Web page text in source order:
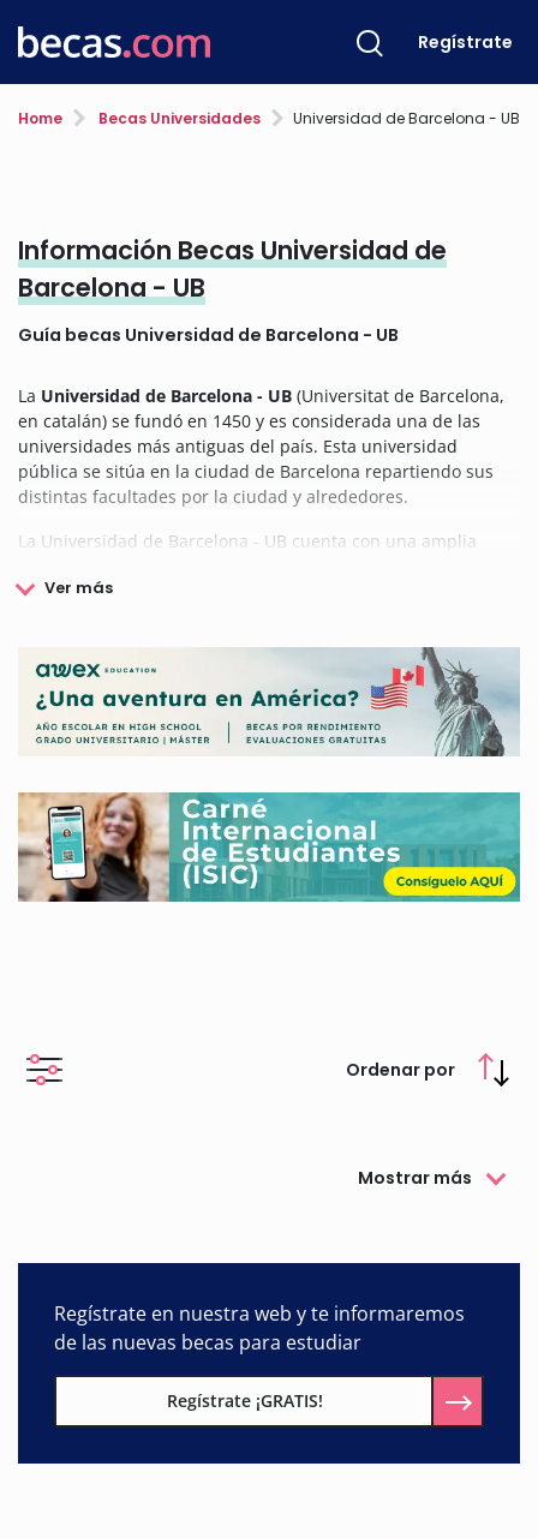
Regístrate
Home Becas Universidades Universidad de Barcelona - UB
Información Becas Universidad de
Barcelona - UB
Guía becas Universidad de Barcelona - UB
La Universidad de Barcelona - UB (Universitat de Barcelona,
en catalán) se fundó en 1450 y es considerada una de las
universidades más antiguas del país. Esta universidad
pública se sitúa en la ciudad de Barcelona repartiendo sus
distintas facultades por la ciudad y alrededores.
La Universidad de Barcelona - UB cuenta con una amplia
tres grados y dobles grados, másteres universitarios,
doctorado y una amplia oferta de formación continua.
Además de su amplia oferta académica, la Universidad de
Barcelona - UB quiere apoyar a sus estudiantes durante las
distintas etapas académicas con un amplio programa de
becas y ayudas, para investigación, programas de
intercambio, cursos de verano, ayudas de estudios o becas de
formación práctica entre otras. La universidad también
quiere facilitar el acceso a estudios superiores con ayudas
económicas para los gastos derivados de los estudios a
aquellos alumnos con dificultades económicas.
Ordenar por
Mostrar más
Regístrate en nuestra web y te informaremos
de las nuevas becas para estudiar
Regístrate ¡GRATIS!